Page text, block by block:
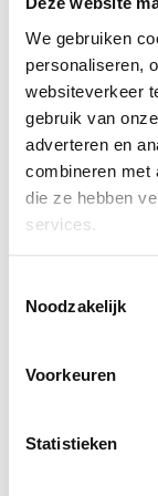
We gebruiken
personaliseren,
websiteverkeer
gebruik van
adverteren en
combineren met
die ze hebben
services.
Noodzakelijk
Voorkeuren
Statistieken
De opleiding
In het najaar
nog niet